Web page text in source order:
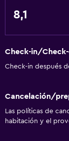
Piso de parquet
Espacio de
Sistema de
Accesibilidad y
Para no
8,1
Check-in/
Check-in después
Cancelación/
Las políticas de
habitación y el